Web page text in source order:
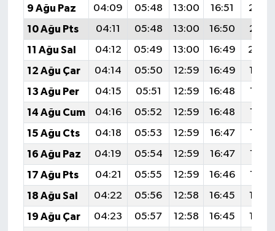
9 Ağu Paz
04:09 05:48 13:00 16:51
10 Ağu Pts
04:11 05:48 13:00 16:50
11 Ağu Sal
04:12 05:49 13:00 16:49
12 Ağu Çar
04:14 05:50 12:59 16:49
13 Ağu Per
04:15 05:51 12:59 16:48
19:57
14 Ağu Cum
04:16 05:52 12:59 16:48
19:56
15 Ağu Cts
04:18 05:53 12:59 16:47
19:55
16 Ağu Paz
04:19 05:54 12:59 16:47
19:53
17 Ağu Pts
04:21 05:55 12:59 16:46
19:52
18 Ağu Sal
04:22 05:56 12:58 16:45
19 Ağu Çar
04:23 05:57 12:58 16:45